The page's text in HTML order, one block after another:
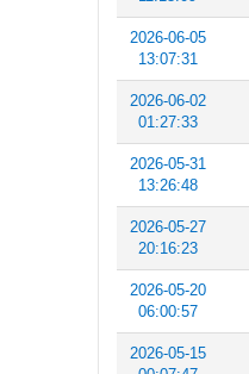
2026-06-05
13:07:31
2026-06-02
01:27:33
2026-05-31
13:26:48
2026-05-27
20:16:23
2026-05-20
06:00:57
2026-05-15